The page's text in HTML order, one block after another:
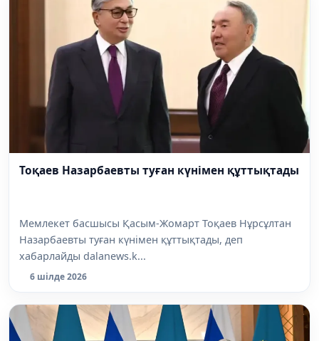
Тоқаев Назарбаевты туған күнімен құттықтады
Мемлекет басшысы Қасым-Жомарт Тоқаев Нұрсұлтан
Назарбаевты туған күнімен құттықтады, деп
хабарлайды dalanews.k...
6 шілде 2026